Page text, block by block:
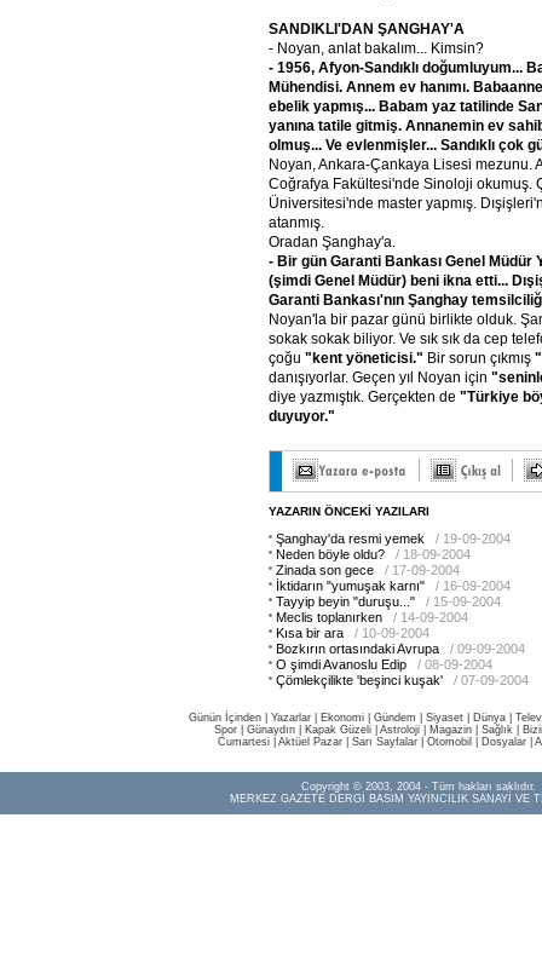
SANDIKLI'DAN ŞANGHAY'A
- Noyan, anlat bakalım... Kimsin?
- 1956, Afyon-Sandıklı doğumluyum...
Mühendisi. Annem ev hanımı.
ebelik yapmış... Babam yaz tatilinde
yanına tatile gitmiş. Annanemin ev
olmuş... Ve evlenmişler... Sandıklı çok
Noyan, Ankara-Çankaya Lisesi mezunu.
Coğrafya Fakültesi'nde Sinoloji okumuş.
Üniversitesi'nde master yapmış.
atanmış.
Oradan Şanghay'a.
- Bir gün Garanti Bankası Genel Müdür
(şimdi Genel Müdür) beni ikna etti...
Garanti Bankası'nın Şanghay
Noyan'la bir pazar günü birlikte olduk.
sokak sokak biliyor. Ve sık sık da cep
çoğu "kent yöneticisi." Bir sorun çıkmış
danışıyorlar. Geçen yıl Noyan için
diye yazmıştık. Gerçekten de "Türkiye
duyuyor."
YAZARIN ÖNCEKİ YAZILARI
Şanghay'da resmi yemek
/ 19-09-2004
Neden böyle oldu?
/ 18-09-2004
Zinada son gece
/ 17-09-2004
İktidarın "yumuşak karnı"
/ 16-09-2004
Tayyip beyin "duruşu..."
/ 15-09-2004
Meclis toplanırken
/ 14-09-2004
Kısa bir ara
/ 10-09-2004
Bozkırın ortasındaki Avrupa
/ 09-09-2004
O şimdi Avanoslu Edip
/ 08-09-2004
Çömlekçilikte 'beşinci kuşak'
/ 07-09-2004
Günün İçinden Yazarlar Ekonomi Gündem Siyaset Dünya |
Spor
Günaydın Kapak Güzeli Astroloji Magazin Sağlık
Cumartesi| Aktüel Pazar| Sarı Sayfalar| Otomobil Dosyalar|
Copyright © 2003, 2004 - Tüm hakları saklıdır.
MERKEZ GAZETE DERGİ BASIM YAYINCILIK SANAYİ VE